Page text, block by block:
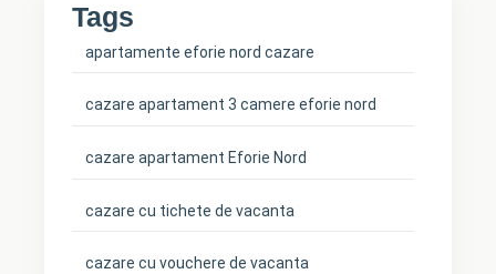
Tags
apartamente eforie nord cazare
cazare apartament 3 camere eforie nord
cazare apartament Eforie Nord
cazare cu tichete de vacanta
cazare cu vouchere de vacanta